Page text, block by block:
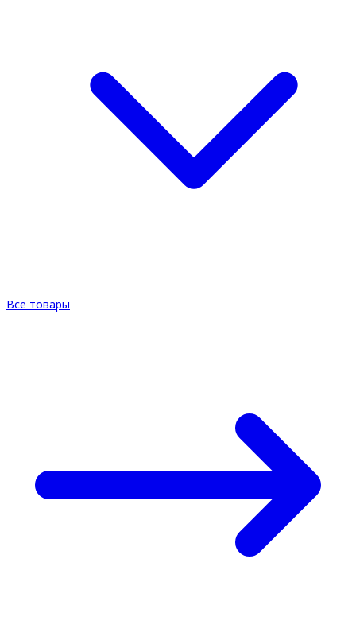
Все товары